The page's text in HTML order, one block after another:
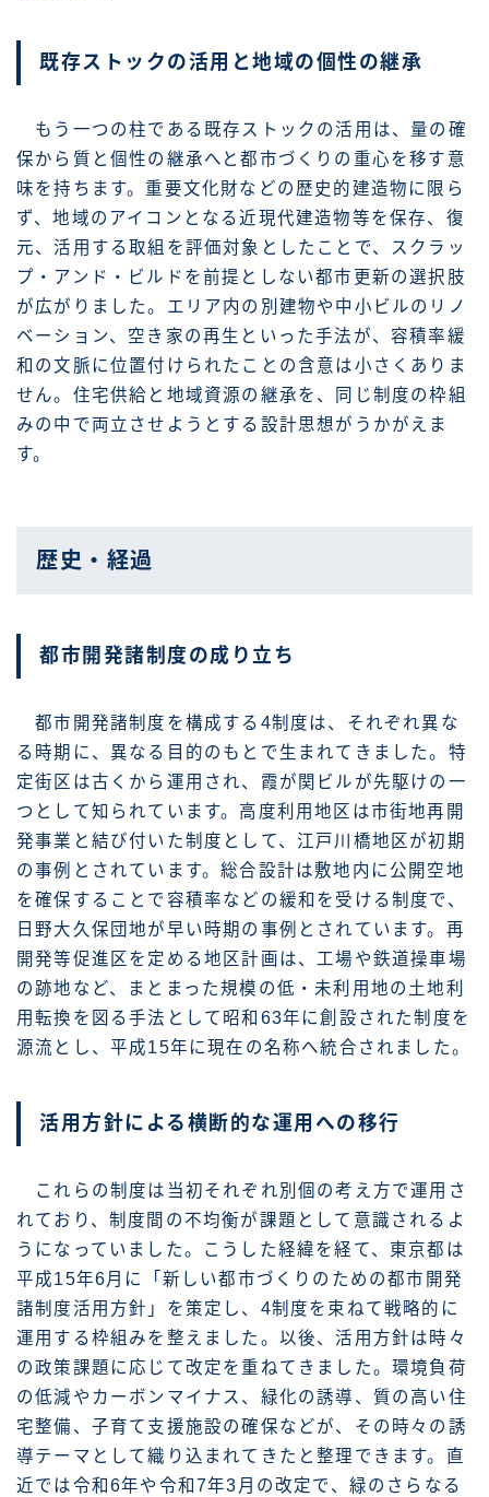
既存ストックの活用と地域の個性の継承
もう一つの柱である既存ストックの活用は、量の確
保から質と個性の継承へと都市づくりの重心を移す意
味を持ちます。重要文化財などの歴史的建造物に限ら
ず、地域のアイコンとなる近現代建造物等を保存、復
元、活用する取組を評価対象としたことで、スクラッ
プ・アンド・ビルドを前提としない都市更新の選択肢
が広がりました。エリア内の別建物や中小ビルのリノ
ベーション、空き家の再生といった手法が、容積率緩
和の文脈に位置付けられたことの含意は小さくありま
せん。住宅供給と地域資源の継承を、同じ制度の枠組
みの中で両立させようとする設計思想がうかがえま
す。
歴史・経過
都市開発諸制度の成り立ち
都市開発諸制度を構成する4制度は、それぞれ異な
る時期に、異なる目的のもとで生まれてきました。特
定街区は古くから運用され、霞が関ビルが先駆けの一
つとして知られています。高度利用地区は市街地再開
発事業と結び付いた制度として、江戸川橋地区が初期
の事例とされています。総合設計は敷地内に公開空地
を確保することで容積率などの緩和を受ける制度で、
日野大久保団地が早い時期の事例とされています。再
開発等促進区を定める地区計画は、工場や鉄道操車場
の跡地など、まとまった規模の低・未利用地の土地利
用転換を図る手法として昭和63年に創設された制度を
源流とし、平成15年に現在の名称へ統合されました。
活用方針による横断的な運用への移行
これらの制度は当初それぞれ別個の考え方で運用さ
れており、制度間の不均衡が課題として意識されるよ
うになっていました。こうした経緯を経て、東京都は
平成15年6月に「新しい都市づくりのための都市開発
諸制度活用方針」を策定し、4制度を束ねて戦略的に
運用する枠組みを整えました。以後、活用方針は時々
の政策課題に応じて改定を重ねてきました。環境負荷
の低減やカーボンマイナス、緑化の誘導、質の高い住
宅整備、子育て支援施設の確保などが、その時々の誘
導テーマとして織り込まれてきたと整理できます。直
近では令和6年や令和7年3月の改定で、緑のさらなる